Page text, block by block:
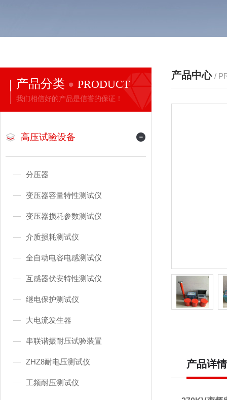
产品分类 PRODUCT
我们相信好的产品是信誉的保证！
高压试验设备
分压器
变压器容量特性测试仪
变压器损耗参数测试仪
介质损耗测试仪
全自动电容电感测试仪
互感器伏安特性测试仪
继电保护测试仪
大电流发生器
串联谐振耐压试验装置
ZHZ8耐电压测试仪
工频耐压测试仪
产品中心 /
产品详情